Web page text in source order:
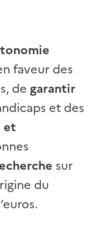
faveur des
de garantir
et des
et
sur
du